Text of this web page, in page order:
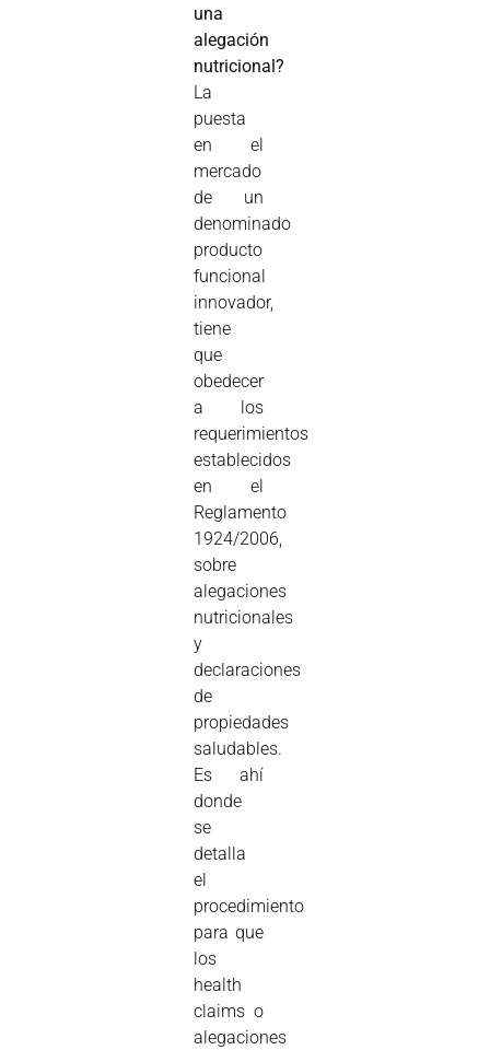
una
alegación
nutricional?
La
puesta
en el
mercado
de un
denominado
producto
funcional
innovador,
tiene
que
obedecer
a los
requerimientos
establecidos
en el
Reglamento
1924/2006,
sobre
alegaciones
nutricionales
y
declaraciones
de
propiedades
saludables.
Es ahí
donde
se
detalla
el
procedimiento
para que
los
health
claims o
alegaciones